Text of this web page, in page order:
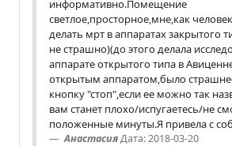
информативно.Помещение
светлое,просторное,мне,как
делать мрт в аппаратах закрытого
не страшно)(до этого делала
аппарате открытого типа в
открытым аппаратом,было
кнопку "стоп",если ее можно так
вам станет плохо/испугаетесь/не
положенные минуты.Я привела с
АнастасияДата: 2018-03-20